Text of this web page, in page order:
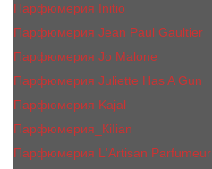
Парфюмерия Initio
Парфюмерия Jean Paul Gaultier
Парфюмерия Jо Malоnе
Парфюмерия Juliette Has A Gun
Парфюмерия Kajal
Парфюмерия_КiIiаn
Парфюмерия L'Artisan Parfumeur